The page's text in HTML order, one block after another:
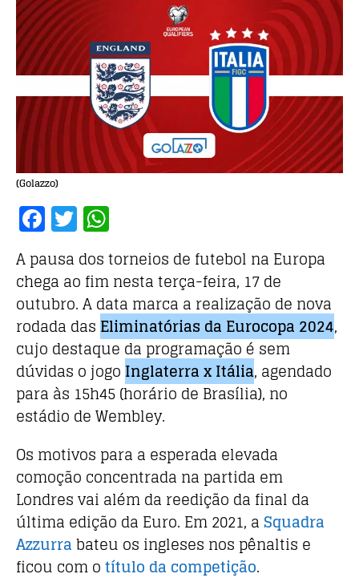
(Golazzo)
F
a
c
e
b
o
o
k
T
w
it
te
r
h
at
s
A
p
p
A pausa dos torneios de futebol na Europa
chega ao fim nesta terça-feira, 17 de
outubro. A data marca a realização de nova
rodada das Eliminatórias da Eurocopa 2024,
cujo destaque da programação é sem
dúvidas o jogo Inglaterra x Itália, agendado
para às 15h45 (horário de Brasília), no
estádio de Wembley.
Os motivos para a esperada elevada
comoção concentrada na partida em
Londres vai além da reedição da final da
última edição da Euro. Em 2021, aSquadra
Azzurrabateu os ingleses nos pênaltis e
ficou com otítulo da competição.